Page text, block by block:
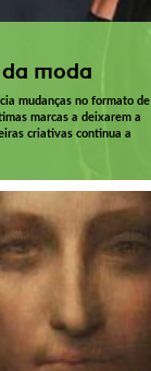
moda
mudanças no formato de
marcas a deixarem a
criativas continua a